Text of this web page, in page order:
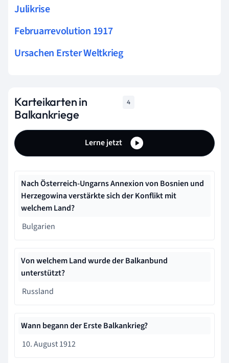
Julikrise
Februarrevolution 1917
Ursachen Erster Weltkrieg
Karteikarten in
Balkankriege
4
Lerne jetzt
Nach Österreich-Ungarns Annexion von Bosnien und
Herzegowina verstärkte sich der Konflikt mit
welchem Land?
Bulgarien
Von welchem Land wurde der Balkanbund
unterstützt?
​Russland
Wann begann der Erste Balkankrieg?
​10. August 1912